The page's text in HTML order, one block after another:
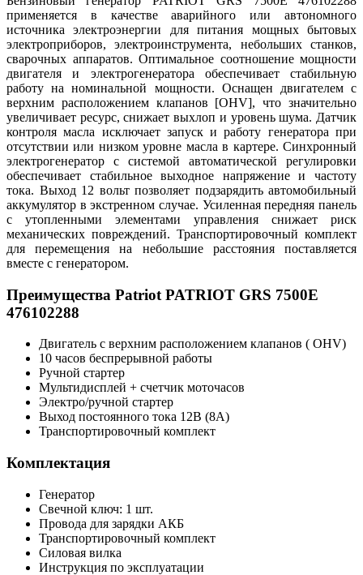
применяется в качестве аварийного или автономного
источника электроэнергии для питания мощных бытовых
электроприборов, электроинструмента, небольших станков,
сварочных аппаратов. Оптимальное соотношение мощности
двигателя и электрогенератора обеспечивает стабильную
работу на номинальной мощности. Оснащен двигателем с
верхним расположением клапанов [OHV], что значительно
увеличивает ресурс, снижает выхлоп и уровень шума. Датчик
контроля масла исключает запуск и работу генератора при
отсутствии или низком уровне масла в картере. Синхронный
электрогенератор с системой автоматической регулировки
обеспечивает стабильное выходное напряжение и частоту
тока. Выход 12 вольт позволяет подзарядить автомобильный
аккумулятор в экстренном случае. Усиленная передняя панель
с утопленными элементами управления снижает риск
механических повреждений. Транспортировочный комплект
для перемещения на небольшие расстояния поставляется
вместе с генератором.
Преимущества Patriot PATRIOT GRS 7500E
476102288
Двигатель с верхним расположением клапанов ( OHV)
10 часов беспрерывной работы
Ручной стартер
Мультидисплей + счетчик моточасов
Электро/ручной стартер
Выход постоянного тока 12В (8А)
Транспортировочный комплект
Комплектация
Генератор
Свечной ключ: 1 шт.
Провода для зарядки АКБ
Транспортировочный комплект
Силовая вилка
Инструкция по эксплуатации